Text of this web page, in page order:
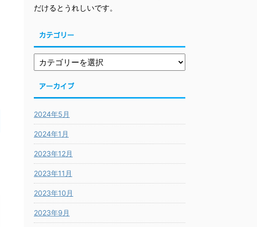
だけるとうれしいです。
カテゴリー
アーカイブ
2024年5月
2024年1月
2023年12月
2023年11月
2023年10月
2023年9月